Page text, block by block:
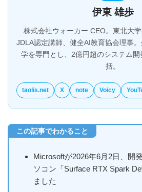
伊東 雄歩
株式会社ウォーカー CEO。東北大学
JDLA認定講師、健全AI教育協会理事
学を専門とし、2億円超のシステム
括。
taolis.net X note Voicy
Microsoftが2026年6月2日、開
ソコン「Surface RTX Spark
ました